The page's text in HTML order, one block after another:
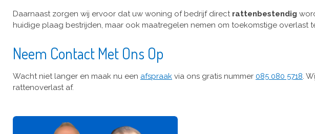
Daarnaast zorgen wij ervoor dat uw woning of bedrijf direct rattenbestendig
huidige plaag bestrijden, maar ook maatregelen nemen om toekomstige overlast
Neem Contact Met Ons Op
Wacht niet langer en maak nu een afspraak via ons gratis nummer 085 080 5718.
rattenoverlast af.